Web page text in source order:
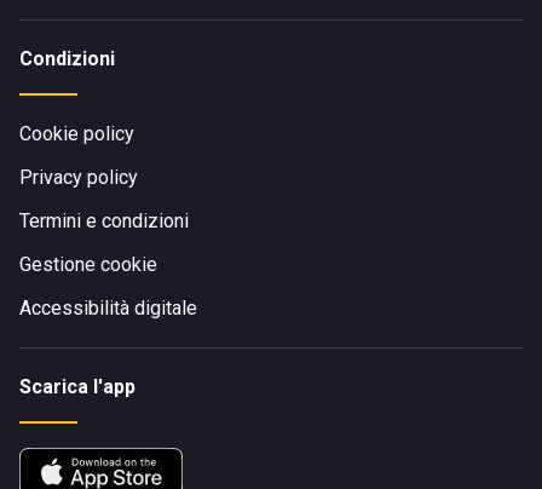
Condizioni
Cookie policy
Privacy policy
Termini e condizioni
Gestione cookie
Accessibilità digitale
Scarica l'app